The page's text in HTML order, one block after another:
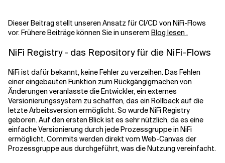
Dieser Beitrag stellt unseren Ansatz für CI/CD von NiFi-Flows
vor. Frühere Beiträge können Sie in unserem Blog lesen .
NiFi Registry - das Repository für die NiFi-Flows
NiFi ist dafür bekannt, keine Fehler zu verzeihen. Das Fehlen
einer eingebauten Funktion zum Rückgängigmachen von
Änderungen veranlasste die Entwickler, ein externes
Versionierungssystem zu schaffen, das ein Rollback auf die
letzte Arbeitsversion ermöglicht. So wurde NiFi Registry
geboren. Auf den ersten Blick ist es sehr nützlich, da es eine
einfache Versionierung durch jede Prozessgruppe in NiFi
ermöglicht. Commits werden direkt vom Web-Canvas der
Prozessgruppe aus durchgeführt, was die Nutzung vereinfacht.